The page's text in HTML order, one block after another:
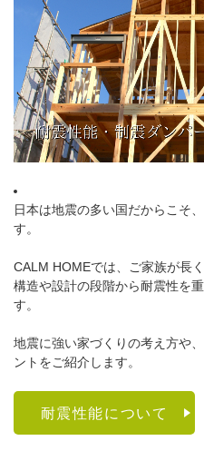
日本は地震の多い国だからこそ
す。
CALM HOMEでは、ご家族が長
構造や設計の段階から耐震性を
す。
地震に強い家づくりの考え方や
ントをご紹介します。
耐震性能について